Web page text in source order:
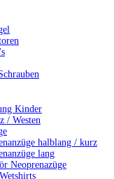
Kinder
/ Westen
halblang / kurz
lang
Neoprenazüge